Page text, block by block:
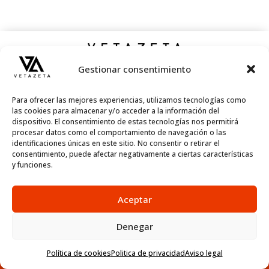
Gestionar consentimiento
Para ofrecer las mejores experiencias, utilizamos tecnologías como
las cookies para almacenar y/o acceder a la información del
dispositivo. El consentimiento de estas tecnologías nos permitirá
procesar datos como el comportamiento de navegación o las
identificaciones únicas en este sitio. No consentir o retirar el
consentimiento, puede afectar negativamente a ciertas características
y funciones.
Aceptar
Denegar
Política de cookiesPolitica de privacidadAviso legal
2024. Todos los derechos reservados.